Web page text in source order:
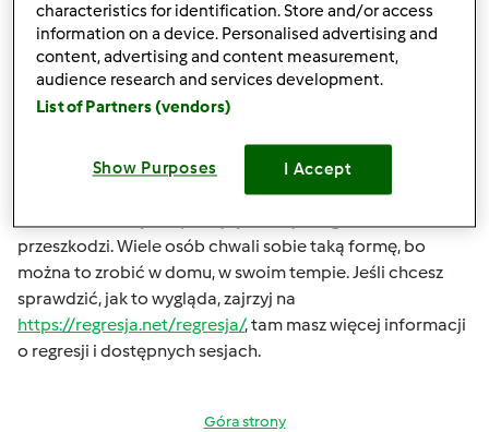
czw., 02/20/2025 - 13:09
Hej! Hipnoza regresyjna online działa na podobnej
zasadzie jak na żywo, ale trzeba mieć świadomość, że
kontakt jest trochę inny. Dużo zależy od tego, jak bardzo
jesteś w stanie się skupić i wejść w stan głębokiego relaksu
bez fizycznej obecności hipnotyzera. Bezpieczeństwo?
Raczej nie ma ryzyka, ale ważne, żebyś czuł się
przeszkodzi. Wiele osób chwali sobie taką formę, bo
można to zrobić w domu, w swoim tempie. Jeśli chcesz
sprawdzić, jak to wygląda, zajrzyj na
https://regresja.net/regresja/, tam masz więcej informacji
o regresji i dostępnych sesjach.
Góra strony
characteristics for identification. Store and/or access
information on a device. Personalised advertising and
content, advertising and content measurement,
audience research and services development.
List of Partners (vendors)
Show Purposes I Accept